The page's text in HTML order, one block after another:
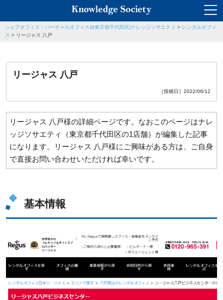
シェアオフィス・バーチャルオフィス@東京都千代田区|ナレッジソサエティ > レンタルオフィ
ス > リージャス 八戸
リージャス 八戸
［投稿日］2022/06/12
リージャス 八戸様の詳細ページです。なおこのページはナレ
ッジソサエティ（東京都千代田区の1店舗）が編集した記事
になります。リージャス 八戸様にご興味がある方は、ご自身
で直接お問い合わせいただければ幸いです。
基本情報